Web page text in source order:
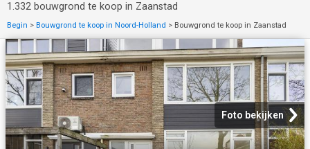
1.332 bouwgrond te koop in Zaanstad
Begin > Bouwgrond te koop in Noord-Holland > Bouwgrond te koop in Zaanstad
Foto bekijken